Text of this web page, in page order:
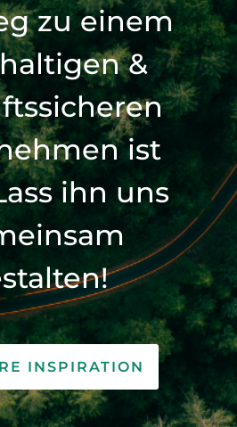
zu einem
&
ist
ihn uns
INSPIRATION